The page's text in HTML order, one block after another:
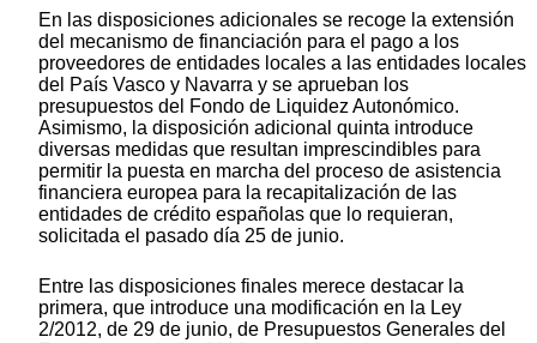
En las disposiciones adicionales se recoge la extensión
del mecanismo de financiación para el pago a los
proveedores de entidades locales a las entidades locales
del País Vasco y Navarra y se aprueban los
presupuestos del Fondo de Liquidez Autonómico.
Asimismo, la disposición adicional quinta introduce
diversas medidas que resultan imprescindibles para
permitir la puesta en marcha del proceso de asistencia
financiera europea para la recapitalización de las
entidades de crédito españolas que lo requieran,
solicitada el pasado día 25 de junio.
Entre las disposiciones finales merece destacar la
primera, que introduce una modificación en la Ley
2/2012, de 29 de junio, de Presupuestos Generales del